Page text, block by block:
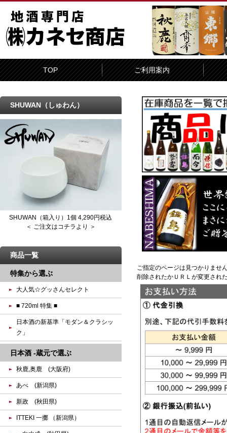
TOP ご利用案内
ご指定のページは見つかりませ
削除されたかＵＲＬが変更され
SHUWAN（しゅわん）
SHUWAN（箱入り）1個 4,290円税込
＜ ご注文はコチラより ＞
商品一覧
特集から選ぶ
大人気☆グッさんセレクト
■ 720ml 特集 ■
日本酒の新基準「モダン＆クラシッ
ク」
日本酒 -蔵元で選ぶ
秋鹿,奥鹿 (大阪府)
あべ (新潟県)
新政 (秋田県)
ITTEKI 一擲 （新潟県）